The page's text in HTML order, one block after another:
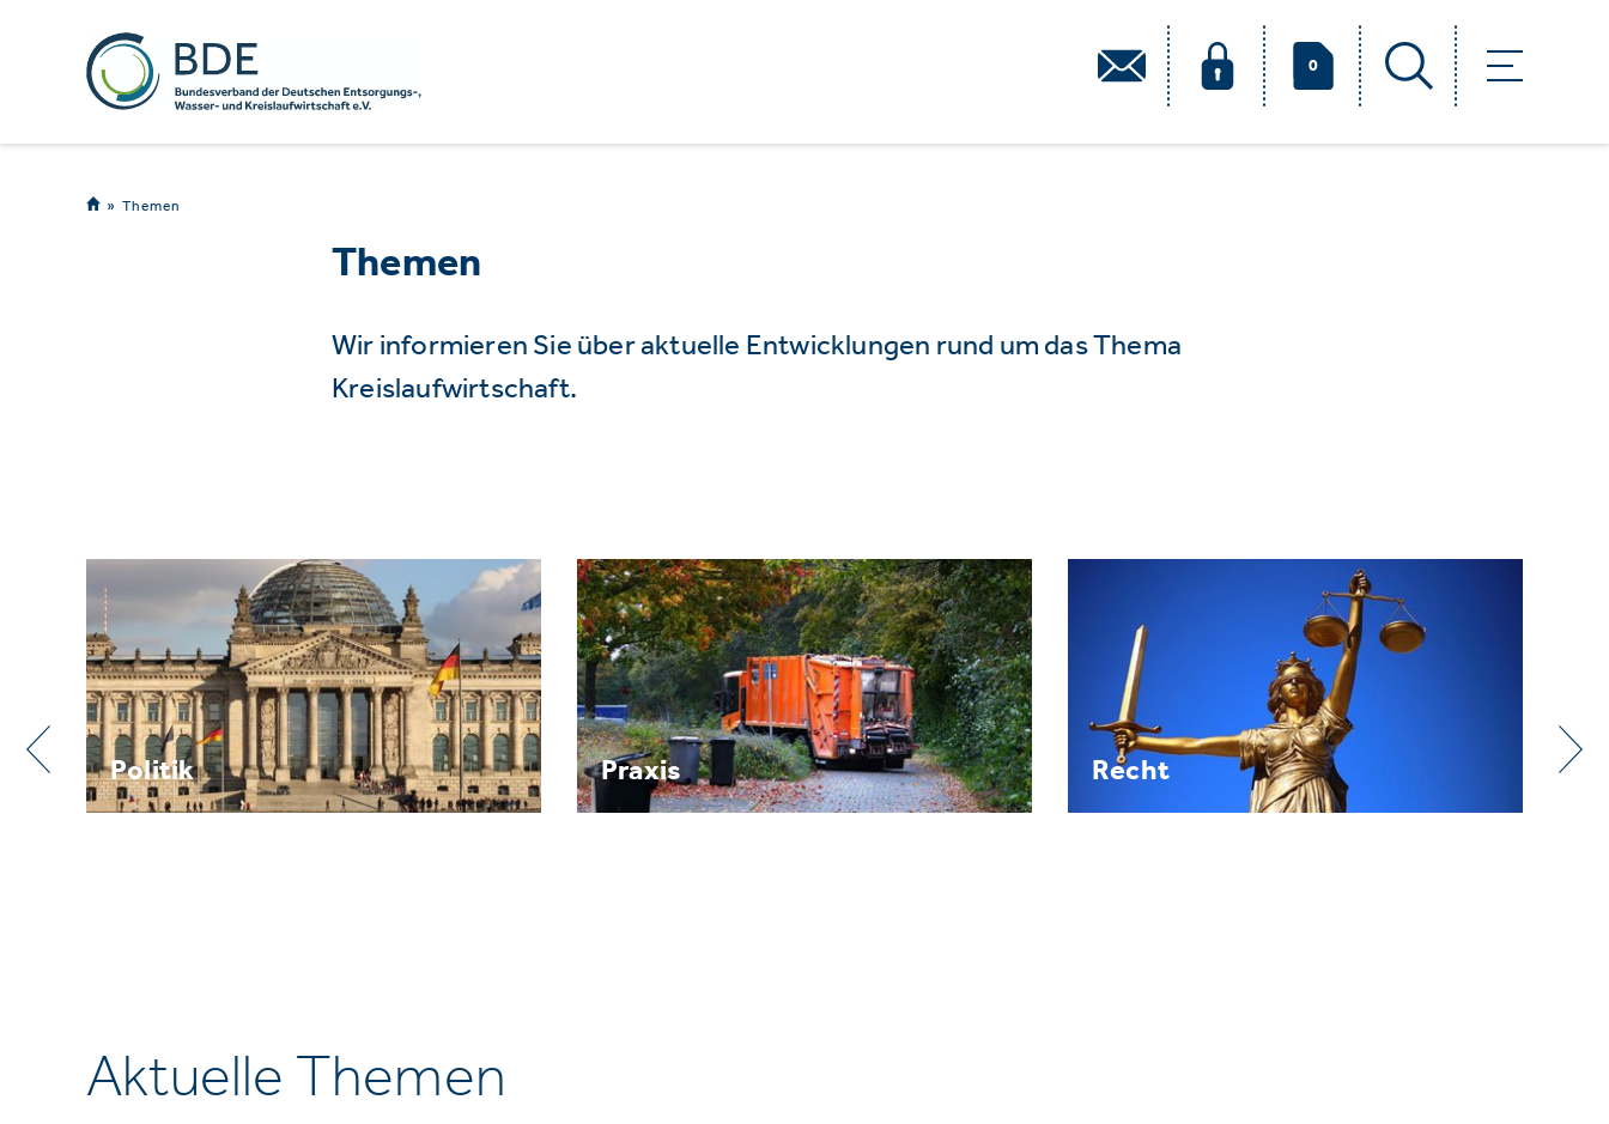
0
Themen
Themen
Wir informieren Sie über aktuelle Entwicklungen rund um das Thema
Kreislaufwirtschaft.
Praxis Recht Verband
Aktuelle Themen